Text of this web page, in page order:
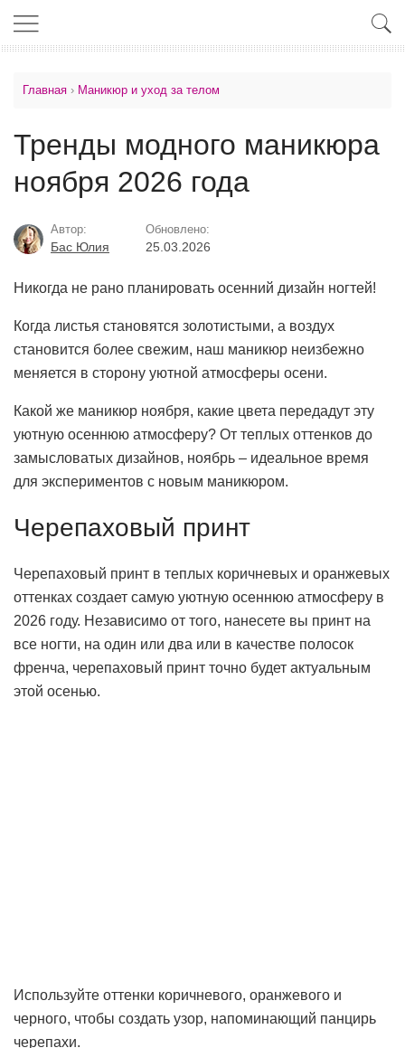
Главная › Маникюр и уход за телом
Тренды модного маникюра
ноября 2026 года
Автор:
Бас Юлия
Обновлено:
25.03.2026
Никогда не рано планировать осенний дизайн ногтей!
Когда листья становятся золотистыми, а воздух
становится более свежим, наш маникюр неизбежно
меняется в сторону уютной атмосферы осени.
Какой же маникюр ноября, какие цвета передадут эту
уютную осеннюю атмосферу? От теплых оттенков до
замысловатых дизайнов, ноябрь – идеальное время
для экспериментов с новым маникюром.
Черепаховый принт
Черепаховый принт в теплых коричневых и оранжевых
оттенках создает самую уютную осеннюю атмосферу в
2026 году. Независимо от того, нанесете вы принт на
все ногти, на один или два или в качестве полосок
френча, черепаховый принт точно будет актуальным
этой осенью.
Используйте оттенки коричневого, оранжевого и
черного, чтобы создать узор, напоминающий панцирь
черепахи.